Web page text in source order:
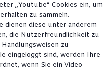
„Youtube“ Cookies ein, um
zu sammeln.
dienen diese unter anderem
die Nutzerfreundlichkeit zu
zu
eingeloggt sind, werden Ihre
wenn Sie ein Video